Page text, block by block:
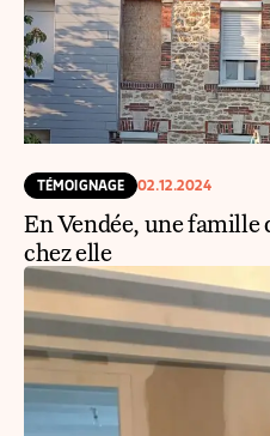
TÉMOIGNAGE 02.12.2024
En Vendée, une famille
chez elle